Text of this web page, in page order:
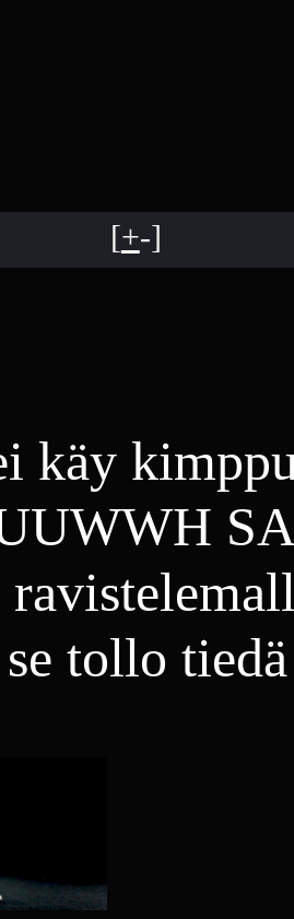
[+-]
käy
se tollo